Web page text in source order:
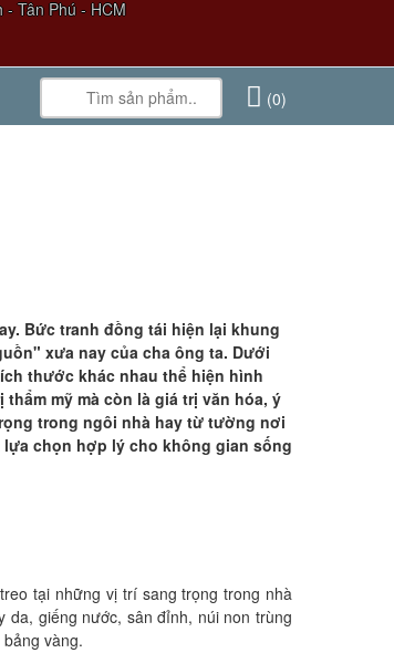
- Tân Phú - HCM
(0)
Bức tranh đồng tái hiện lại khung
xưa nay của cha ông ta. Dưới
thước khác nhau thể hiện hình
mỹ mà còn là giá trị văn hóa, ý
trong ngôi nhà hay từ tường nơi
chọn hợp lý cho không gian sống
tại những vị trí sang trọng trong nhà
da, giếng nước, sân đỉnh, núi non trùng
vàng.